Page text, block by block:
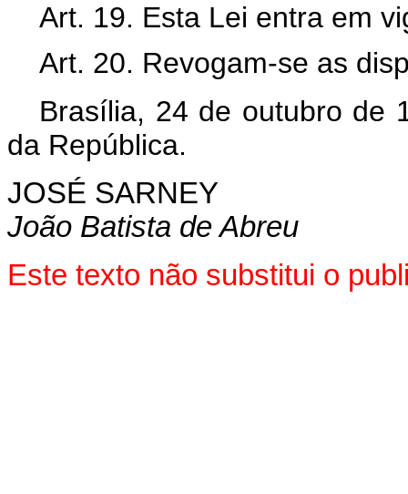
Art. 19. Esta Lei entra em
Art. 20. Revogam-se as
Brasília, 24 de outubro de
da República.
JOSÉ SARNEY
João Batista de Abreu
Este texto não substitui o